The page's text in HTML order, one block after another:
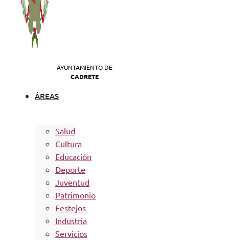
AYUNTAMIENTO DE
CADRETE
ÁREAS
Salud
Cultura
Educación
Deporte
Juventud
Patrimonio
Festejos
Industria
Servicios